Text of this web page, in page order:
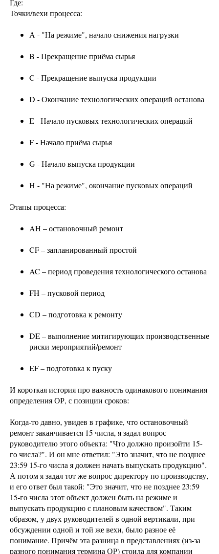
Точки/вехи процесса:
А - "На режиме", начало снижения нагрузки
B - Прекращение приёма сырья
C - Прекращение выпуска продукции
D - Окончание технологических операций останова
E - Начало пусковых технологических операций
F - Начало приёма сырья
G - Начало выпуска продукции
H - "На режиме", окончание пусковых операций
Этапы процесса:
AH – остановочный ремонт
CF – запланированный простой
AC – период проведения технологического останова
FH – пусковой период
CD – подготовка к ремонту
DE – выполнение митигирующих производственные
риски мероприятий/ремонт
EF – подготовка к пуску
И короткая история про важность одинакового понимания
определения ОР, с позиции сроков:
Когда-то давно, увидев в графике, что остановочный
ремонт заканчивается 15 числа, я задал вопрос
руководителю этого объекта: "Что должно произойти 15-
го числа?". И он мне ответил: "Это значит, что не позднее
23:59 15-го числа я должен начать выпускать продукцию".
А потом я задал тот же вопрос директору по производству,
и его ответ был такой: "Это значит, что не позднее 23:59
15-го числа этот объект должен быть на режиме и
выпускать продукцию с плановым качеством". Таким
образом, у двух руководителей в одной вертикали, при
обсуждении одной и той же вехи, было разное её
понимание. Причём эта разница в представлениях (из-за
разного понимания термина ОР) стоила для компании